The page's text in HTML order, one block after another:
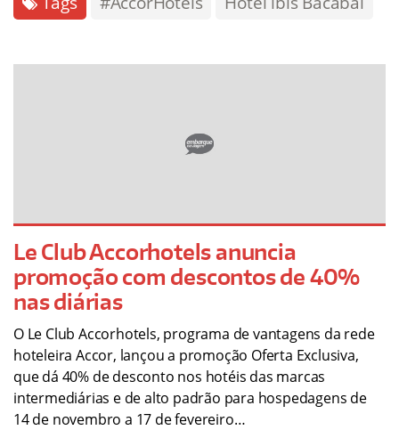
Le Club Accorhotels anuncia
promoção com descontos de 40%
nas diárias
O Le Club Accorhotels, programa de vantagens da rede
hoteleira Accor, lançou a promoção Oferta Exclusiva,
que dá 40% de desconto nos hotéis das marcas
intermediárias e de alto padrão para hospedagens de
14 de novembro a 17 de fevereiro…